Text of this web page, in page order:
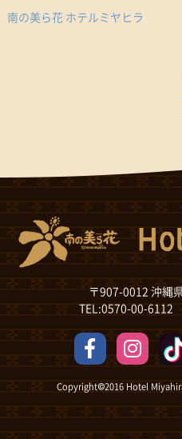
南の美ら花 ホテルミヤヒラ
〒907-0012 沖縄
TEL:0570-00-6112
Copyright©2016 Hotel